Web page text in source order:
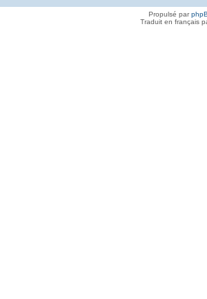
Propulsé par
Traduit en français